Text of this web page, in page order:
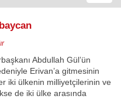
Abdullah Gül’ün
Erivan’a gitmesinin
iki ülkenin milliyetçilerinin ve
de iki ülke arasında